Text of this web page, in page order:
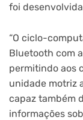
foi desenvolvida
“O ciclo-
Bluetooth com
permitindo aos
unidade motriz
capaz também
informações